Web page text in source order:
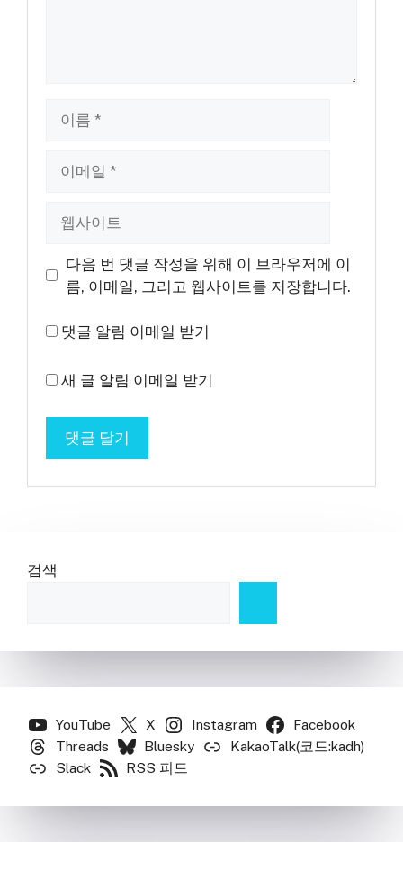
트
다음 번 댓글 작성을 위해 이 브라우저에 이
름, 이메일, 그리고 웹사이트를 저장합니다.
댓글 알림 이메일 받기
새 글 알림 이메일 받기
검색
YouTube X Instagram
Facebook
Threads
Bluesky
KakaoTalk(코드:kadh)
Slack
RSS 피드